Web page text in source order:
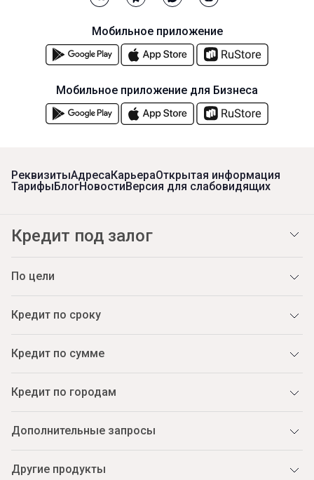
РеквизитыАдресаКарьераОткрытая информация
ТарифыБлогНовостиВерсия для слабовидящих
Кредит под залог
По цели
Кредит по сроку
Кредит по сумме
Кредит по городам
Дополнительные запросы
Другие продукты
Мобильное приложение
Мобильное приложение для Бизнеса